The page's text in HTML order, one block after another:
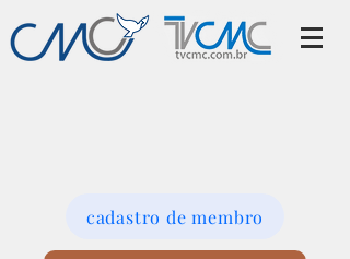
cadastro de membro